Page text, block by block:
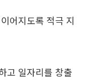
어지도록 적극 지
고 일자리를 창출